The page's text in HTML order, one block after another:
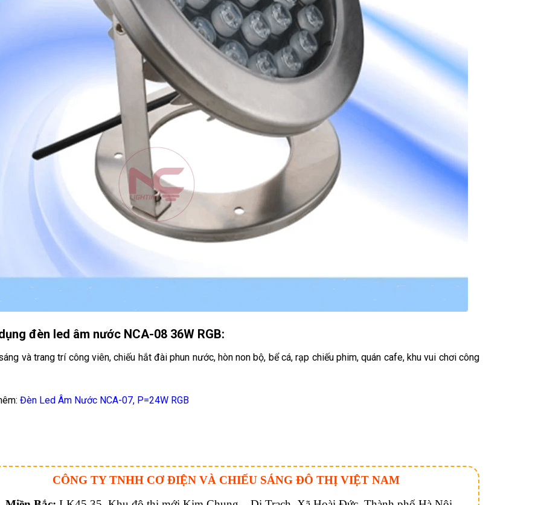
đèn led âm nước NCA-08 36W RGB:
và trang trí công viên, chiếu hắt đài phun nước, hòn non bộ, bể cá, rạp chiếu phim, quán cafe, khu vui chơi công
Đèn Led Âm Nước NCA-07, P=24W RGB
CÔNG TY TNHH CƠ ĐIỆN VÀ CHIẾU SÁNG ĐÔ THỊ VIỆT NAM